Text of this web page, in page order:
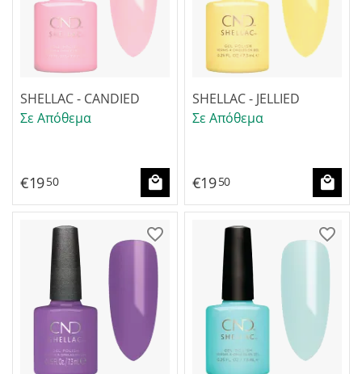
SHELLAC - CANDIED
Σε Απόθεμα
€1950
SHELLAC - JELLIED
Σε Απόθεμα
€1950